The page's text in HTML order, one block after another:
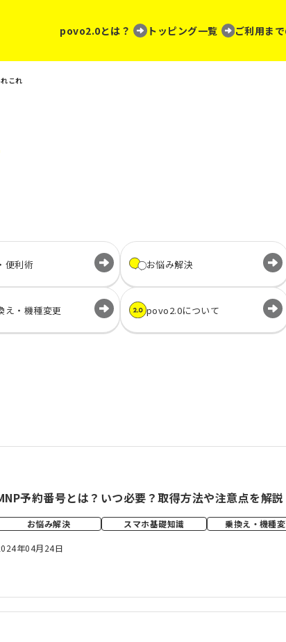
povo2.0とは？ トッピング一覧 ご利用ま
これ
便利術 お悩み解決
え・ 機種変更 povo2.0について
予約番号とは？いつ必要？取得方法や注意点を解説
お悩み解決 スマホ基礎知識 乗換え・機種
年04月24日